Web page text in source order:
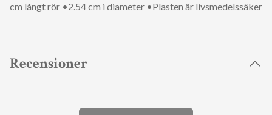
cm långt rör •2.54 cm i diameter •Plasten är livsmedelssäker
Recensioner